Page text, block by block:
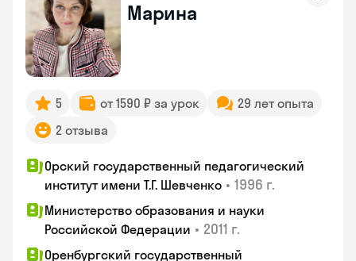
Марина
5 от 1590 ₽ за урок
29 лет опыта
2 отзыва
Орский государственный педагогический
институт имени Т.Г. Шевченко • 1996 г.
Министерство образования и науки
Российской Федерации • 2011 г.
Оренбургский государственный